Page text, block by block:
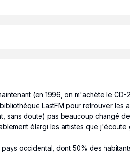
(en 1996, on m'achète le
LastFM pour retrouver les
sans doute) pas beaucoup changé
élargi les artistes que j'écoute
pays occidental, dont 50% des